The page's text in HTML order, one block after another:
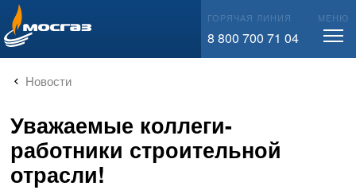
info@mos-gaz.ru ГОРЯЧАЯ ЛИНИЯ
8 800 700 71 04
МЕНЮ
Новости
Уважаемые коллеги-
работники строительной
отрасли!